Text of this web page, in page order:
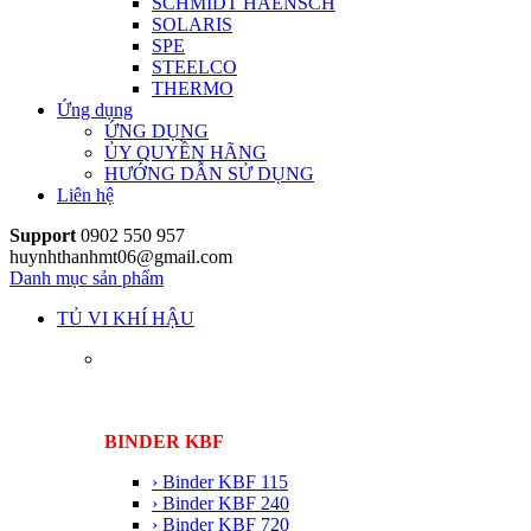
SOLARIS
SPE
STEELCO
THERMO
Ứng dụng
ỨNG DỤNG
ỦY QUYỀN HÃNG
HƯỚNG DẪN SỬ DỤNG
Liên hệ
Support 0902 550 957
huynhthanhmt06@gmail.com
Danh mục sản phẩm
TỦ VI KHÍ HẬU
BINDER KBF
› Binder KBF 115
› Binder KBF 240
› Binder KBF 720